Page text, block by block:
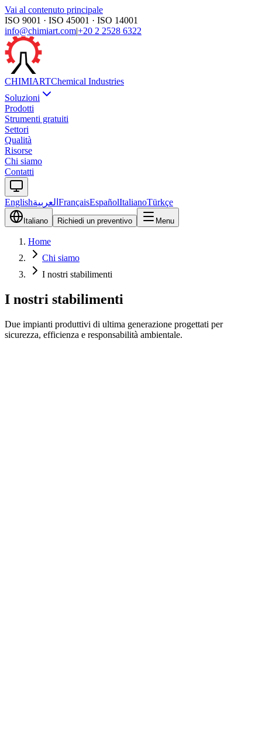
Vai al contenuto principale
ISO 9001 · ISO 45001 · ISO 14001
info@chimiart.com|+20 2 2528 6322
CHIMIARTChemical Industries
Soluzioni
Prodotti
Strumenti gratuiti
Settori
Qualità
Risorse
Chi siamo
Contatti
Englishالعربية FrançaisEspañolItalianoTürkçe
Italiano Richiedi un preventivo Menu
Home
Chi siamo
I nostri stabilimenti
I nostri stabilimenti
Due impianti produttivi di ultima generazione progettati per
sicurezza, efficienza e responsabilità ambientale.